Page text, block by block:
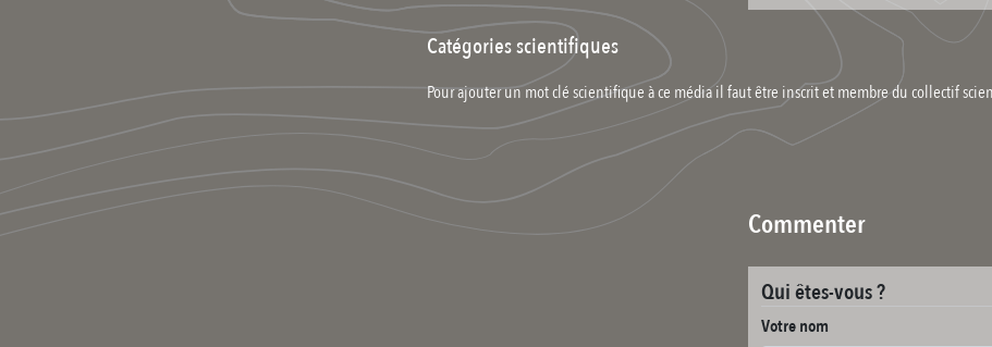
Catégories scientifiques
Pour ajouter un mot clé scientifique à ce média il faut être inscrit et membre du collectif
Commenter
Qui êtes-vous ?
Votre nom